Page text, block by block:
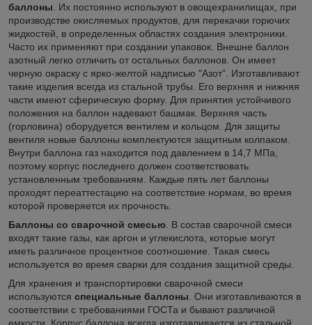
баллоны . Их постоянно используют в овощехранилищах, при
производстве окисляемых продуктов, для перекачки горючих
жидкостей, в определенных областях создания электроники.
Часто их применяют при создании упаковок. Внешне баллон
азотный легко отличить от остальных баллонов. Он имеет
черную окраску с ярко-желтой надписью "Азот". Изготавливают
такие изделия всегда из стальной трубы. Его верхняя и нижняя
части имеют сферическую форму. Для принятия устойчивого
положения на баллон надевают башмак. Верхняя часть
(горловина) оборудуется вентилем и кольцом. Для защиты
вентиля новые баллоны комплектуются защитным колпаком.
Внутри баллона газ находится под давлением в 14,7 МПа,
поэтому корпус последнего должен соответствовать
установленным требованиям. Каждые пять лет баллоны
проходят переаттестацию на соответствие нормам, во время
которой проверяется их прочность.
Баллоны со сварочной смесью . В состав сварочной смеси
входят такие газы, как аргон и углекислота, которые могут
иметь различное процентное соотношение. Такая смесь
используется во время сварки для создания защитной среды.
Для хранения и транспортировки сварочной смеси
используются специальные баллоны . Они изготавливаются в
соответствии с требованиями ГОСТа и бывают различной
емкости. Корпус баллона всегда изготавливается из стальной